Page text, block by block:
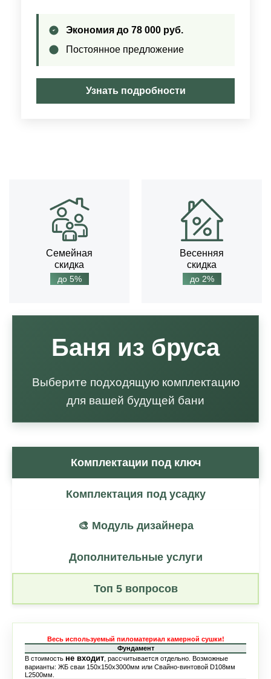
Экономия до 78 000 руб.
Постоянное предложение
Узнать подробности
Семейная
скидка
до 5%
Весенняя
скидка
до 2%
Баня из бруса
Выберите подходящую комплектацию
для вашей будущей бани
Комплектации под ключ
Комплектация под усадку
🎨 Модуль дизайнера
Дополнительные услуги
Топ 5 вопросов
Весь используемый пиломатериал камерной сушки!
Фундамент
В стоимость не входит , рассчитывается отдельно. Возможные
варианты: ЖБ сваи 150х150х3000мм или Свайно-винтовой D108мм
L2500мм.